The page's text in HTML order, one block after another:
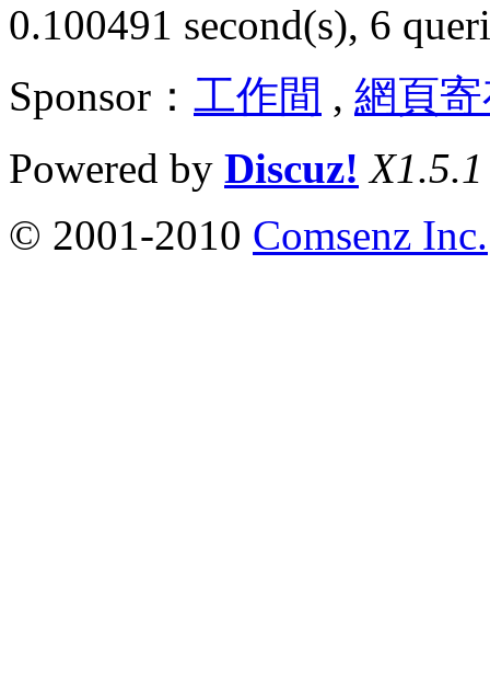
0.100491 second(s), 6
Sponsor： 工作間 , 網頁
Powered by Discuz! X1.5.1
© 2001-2010 Comsenz Inc.